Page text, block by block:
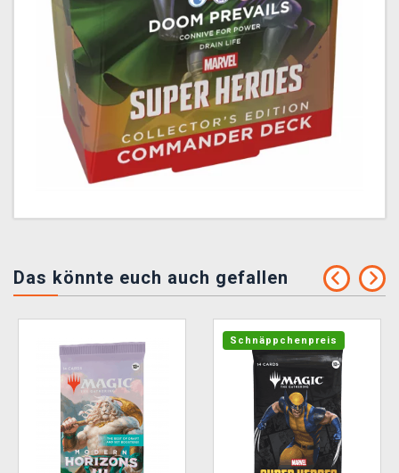
Das könnte euch auch gefallen
Schnäppchenpreis